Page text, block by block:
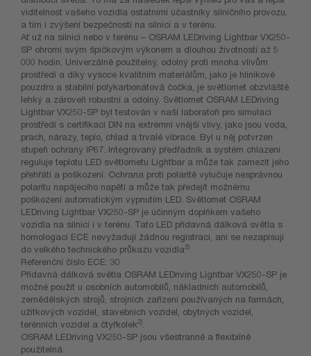
viditelnost vašeho vozidla ostatními účastníky silničního provozu,
a tím i zvýšení bezpečnosti na silnici a v terénu.
Ať už na silnici nebo v terénu – OSRAM LEDriving Lightbar VX250-
SP ohromí svým špičkovým výkonem a dlouhou životností až 5
000 hodin. Univerzálně použitelný, odolný proti mnoha vlivům
prostředí a díky vysoce kvalitním materiálům, jako je hliníkové
pouzdro a stabilní polykarbonátová čočka, je světlomet obzvláště
lehký a zároveň robustní a odolný. Světlomet OSRAM LEDriving
Lightbar VX250-SP byl testován v naší laboratoři pro simulaci
prostředí s certifikací DIN na extrémní vnější vlivy, jako jsou voda,
prach, nárazy, teplo, chlad a trvalé vibrace. Byl u něj potvrzen
stupeň ochrany IP67. Integrovaný předřadník a systém chlazení
reguluje teplotu LED světlometu Lightbar a může tak zamezit jeho
přehřátí a poškození. Ochrana proti polaritě vylučuje nesprávnou
polaritu napájecího napětí a může tak předejít možnému
poškození automatickým vypnutím LED. Světlomet OSRAM
LEDriving Lightbar VX250-SP je účinným doplňkem vašeho
vozidla na silnici i v terénu. Tato LED přídavná dálková světla s
homologací ECE nevyžadují žádnou registraci, ani se nezapisují
do velkého technického průkazu vozidla2)
Referenční číslo ECE: 30
Přídavná dálková světla OSRAM LEDriving Lightbar VX250-SP je
možné použít u osobních automobilů, nákladních automobilů,
zemědělských strojů, strojních zařízení používaných na farmách,
užitkových vozidel, stavebních vozidel, obytných vozidel,
terénních vozidel a čtyřkolek2)
OSRAM LEDriving VX250-SP jsou všestranně a flexibilně
použitelná.